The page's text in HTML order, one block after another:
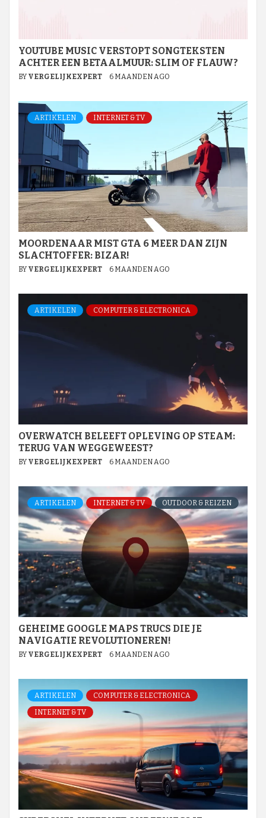
YOUTUBE MUSIC VERSTOPT SONGTEKSTEN
ACHTER EEN BETAALMUUR: SLIM OF FLAUW?
BY VERGELIJKEXPERT 6 MAANDEN AGO
ARTIKELEN INTERNET & TV
MOORDENAAR MIST GTA 6 MEER DAN ZIJN
SLACHTOFFER: BIZAR!
BY VERGELIJKEXPERT 6 MAANDEN AGO
ARTIKELEN COMPUTER & ELECTRONICA
OVERWATCH BELEEFT OPLEVING OP STEAM:
TERUG VAN WEGGEWEEST?
BY VERGELIJKEXPERT 6 MAANDEN AGO
ARTIKELEN INTERNET & TV OUTDOOR & REIZEN
GEHEIME GOOGLE MAPS TRUCS DIE JE
NAVIGATIE REVOLUTIONEREN!
BY VERGELIJKEXPERT 6 MAANDEN AGO
ARTIKELEN
COMPUTER & ELECTRONICA
INTERNET & TV